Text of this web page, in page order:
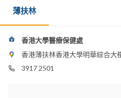
電郵：
cheungpw@hkucc.hku.hk
薄扶林
香港大學醫療保健處
香港薄扶林香港大學明華綜合大
3917 2501